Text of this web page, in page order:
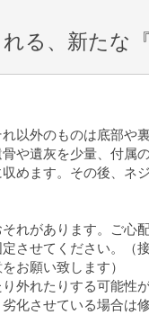
る、新たな
以外のものは底部や
や遺灰を少量、付属
めます。その後、ネ
れがあります。ご心
させてください。（
お願い致します）
外れたりする可能性
化させている場合は